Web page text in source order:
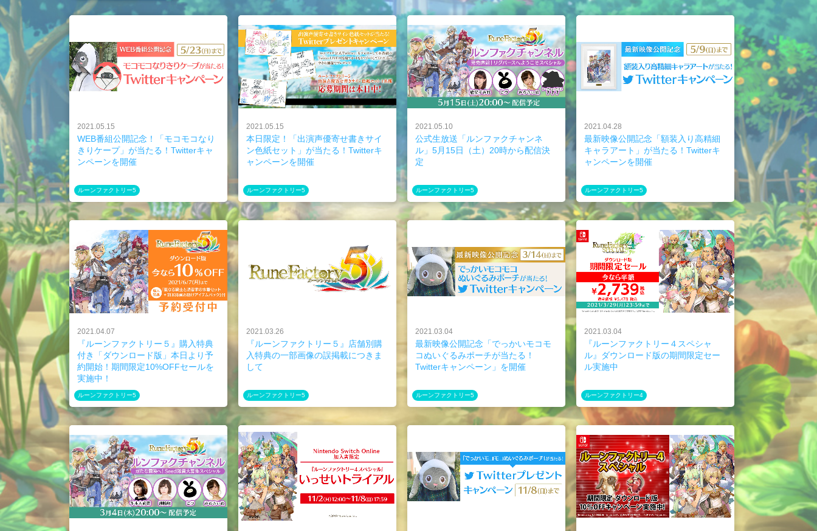
2021.05.15
WEB番組公開記念！「モコモコなり
きりケープ」が当たる！Twitterキャ
ンペーンを開催
ルーンファクトリー5
2021.05.15
本日限定！「出演声優寄せ書きサイ
ン色紙セット」が当たる！Twitterキ
ャンペーンを開催
ルーンファクトリー5
2021.05.10
公式生放送「ルンファクチャンネ
ル」5月15日（土）20時から配信決
定
ルーンファクトリー5
2021.04.28
最新映像公開記念「額装入り高精細
キャラアート」が当たる！Twitterキ
ャンペーンを開催
ルーンファクトリー5
2021.04.07
『ルーンファクトリー５』購入特典
付き「ダウンロード版」本日より予
約開始！期間限定10%OFFセールを
実施中！
ルーンファクトリー5
2021.03.26
『ルーンファクトリー５』店舗別購
入特典の一部画像の誤掲載につきま
して
ルーンファクトリー5
2021.03.04
最新映像公開記念「でっかいモコモ
コぬいぐるみポーチが当たる！
Twitterキャンペーン」を開催
ルーンファクトリー5
2021.03.04
『ルーンファクトリー４スペシャ
ル』ダウンロード版の期間限定セー
ル実施中
ルーンファクトリー4